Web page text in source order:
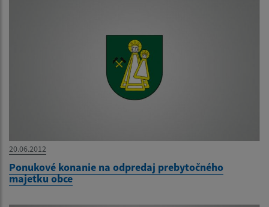
20.06.2012
Ponukové konanie na odpredaj prebytočného
majetku obce